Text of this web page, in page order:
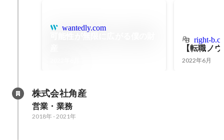
wantedly.com
right-
【転職ノ
2022年6月
株式会社角産
営業・業務
2018年- 2021年